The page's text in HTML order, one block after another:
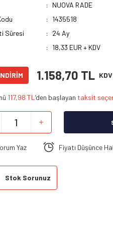
NUOVA RADE
1435518
Süresi
24 Ay
18,33 EUR + KDV
1.158,70 TL
117,98 TL ’den başlayan taksit
Yaz Fiyatı Düşünce
Stok Sorunuz